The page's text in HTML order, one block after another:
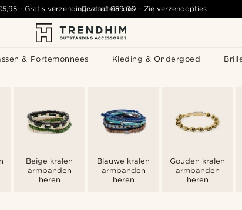
& Portemonnees Kleding & Ondergoed
- Gratis verzending vanaf€59,00 -Zie verzendopties
Contacteer ons
Beige kralen
armbanden
heren
Blauwe kralen
armbanden
heren
Gouden kralen
armbanden
heren